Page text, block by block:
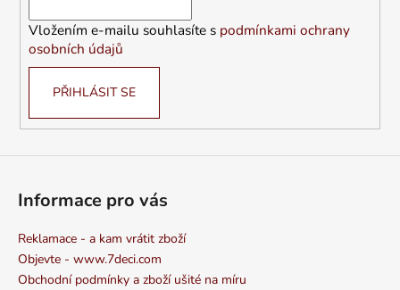
Vložením e-mailu souhlasíte s podmínkami ochrany
osobních údajů
PŘIHLÁSIT SE
Informace pro vás
Reklamace - a kam vrátit zboží
Objevte - www.7deci.com
Obchodní podmínky a zboží ušité na míru